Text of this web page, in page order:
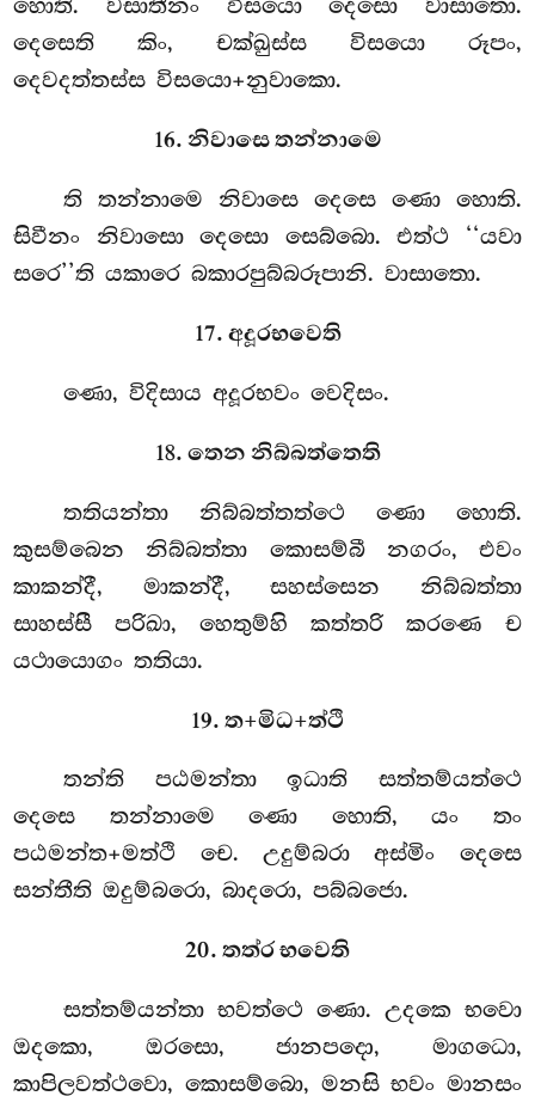
හොති. වසාතීනං විසයො දෙසො වාසාතො.
දෙසෙති කිං, චක්ඛුස්ස විසයො රූපං,
දෙවදත්තස්ස විසයො+නුවාකො.
16. නිවාසෙ තන්නාමෙ
ති තන්නාමෙ නිවාසෙ දෙසෙ ණො හොති.
සිවීනං නිවාසො දෙසො සෙබ්බො. එත්ථ ‘‘යවා
සරෙ’’ති යකාරෙ බකාරපුබ්බරූපානි. වාසාතො.
17. අදූරභවෙති
ණො, විදිසාය අදූරභවං වෙදිසං.
18. තෙන නිබ්බත්තෙති
තතියන්තා නිබ්බත්තත්ථෙ ණො හොති.
කුසම්බෙන නිබ්බත්තා කොසම්බී නගරං, එවං
කාකන්දී, මාකන්දී, සහස්සෙන නිබ්බත්තා
සාහස්සී පරිඛා, හෙතුම්හි කත්තරි කරණෙ ච
යථායොගං තතියා.
19. ත+මිධ+ත්ථි
තන්ති පඨමන්තා ඉධාති සත්තම්යත්ථෙ
දෙසෙ තන්නාමෙ ණො හොති, යං තං
පඨමන්ත+මත්ථි චෙ. උදුම්බරා අස්මිං දෙසෙ
සන්තීති ඔදුම්බරො, බාදරො, පබ්බජො.
20. තත්ර භවෙති
සත්තම්යන්තා භවත්ථෙ ණො. උදකෙ භවො
ඔදකො, ඔරසො, ජානපදො, මාගධො,
කාපිලවත්ථවො, කොසම්බො, මනසි භවං මානසං